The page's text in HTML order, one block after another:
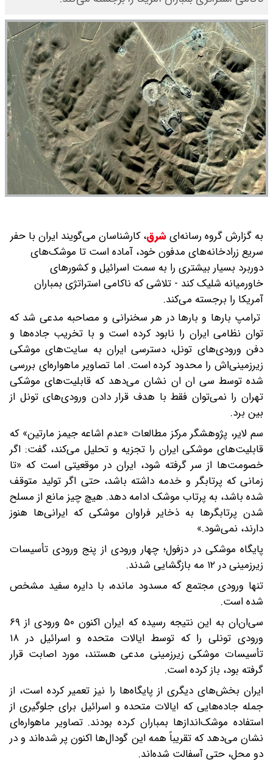
به گزارش گروه رسانه‌ایشرق،کارشناسان می‌گویند ایران با حفر
سریع زرادخانه‌های مدفون خود، آماده است تا موشک‌های
دوربرد بسیار بیشتری را به سمت اسرائیل و کشورهای
خاورمیانه شلیک کند - تلاشی که ناکامی استراتژی بمباران
آمریکا را برجسته می‌کند.
ترامپ بارها و بارها در هر سخنرانی و مصاحبه مدعی شد که
توان نظامی ایران را نابود کرده است و با تخریب جاده‌ها و
دفن ورودی‌های تونل، دسترسی ایران به سایت‌های موشکی
زیرزمینی‌اش را محدود کرده است. اما تصاویر ماهواره‌ای بررسی
شده توسط سی ان ان نشان می‌دهد که قابلیت‌های موشکی
تهران را نمی‌توان فقط با هدف قرار دادن ورودی‌های تونل از
بین برد.
سم لایر، پژوهشگر مرکز مطالعات «عدم اشاعه جیمز مارتین» که
قابلیت‌های موشکی ایران را تجزیه و تحلیل می‌کند، گفت: اگر
خصومت‌ها از سر گرفته شود، ایران در موقعیتی است که «تا
زمانی که پرتابگر و خدمه داشته باشد، حتی اگر تولید متوقف
شده باشد، به پرتاب موشک ادامه دهد. هیچ چیز مانع از مسلح
شدن پرتابگرها به ذخایر فراوان موشکی که ایرانی‌ها هنوز
دارند، نمی‌شود.»
پایگاه موشکی در دزفول؛ چهار ورودی از پنج ورودی تأسیسات
زیرزمینی در ۱۲ مه بازگشایی شدند.
تنها ورودی مجتمع که مسدود مانده، با دایره سفید مشخص
شده است.
سی‌ان‌ان به این نتیجه رسیده که ایران اکنون ۵۰ ورودی از ۶۹
ورودی تونلی را که توسط ایالات متحده و اسرائیل در ۱۸
تأسیسات موشکی زیرزمینی مدعی هستند، مورد اصابت قرار
گرفته بود، باز کرده است.
ایران بخش‌های دیگری از پایگاه‌ها را نیز تعمیر کرده است، از
جمله جاده‌هایی که ایالات متحده و اسرائیل برای جلوگیری از
استفاده موشک‌اندازها بمباران کرده بودند. تصاویر ماهواره‌ای
نشان می‌دهد که تقریباً همه این گودال‌ها اکنون پر شده‌اند و در
دو محل، حتی آسفالت شده‌اند.